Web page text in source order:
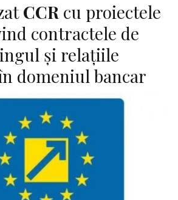
CCRcu proiectele
contractele de
şi relaţiile
domeniul bancar